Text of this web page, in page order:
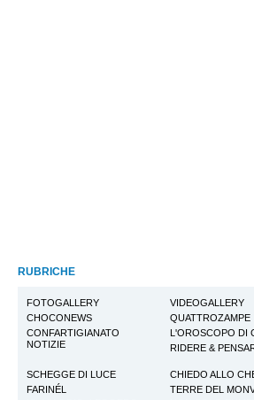
RUBRICHE
FOTOGALLERY VIDEOGALLERY
CHOCONEWS
QUATTROZAMPE
CONFARTIGIANATO
NOTIZIE
L'OROSCOPO DI
RIDERE &
SCHEGGE DI LUCE
CHIEDO ALLO
FARINÉL
TERRE DEL